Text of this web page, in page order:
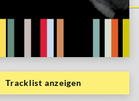
Tracklist anzeigen